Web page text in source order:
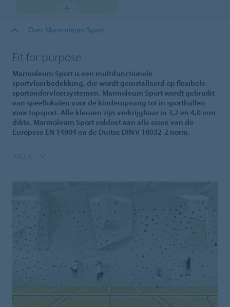
Over Marmoleum Sport
Fit for purpose
Marmoleum Sport is een multifunctionele
sportvloerbedekking, die wordt geïnstalleerd op flexibele
sportondervloersystemen. Marmoleum Sport wordt gebruikt
van speellokalen voor de kinderopvang tot in sporthallen
voor topsport. Alle kleuren zijn verkrijgbaar in 3,2 en 4,0 mm
dikte. Marmoleum Sport voldoet aan alle eisen van de
Europese EN 14904 en de Duitse DIN V 18032-2 norm.